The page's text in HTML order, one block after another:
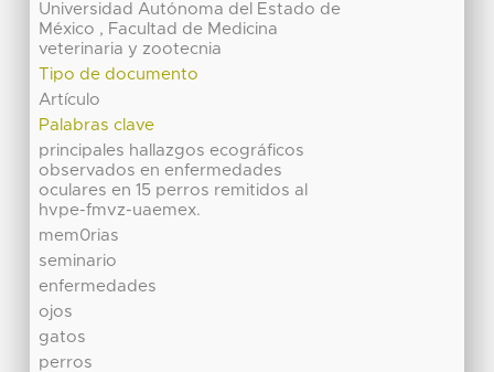
Universidad Autónoma del Estado de
México , Facultad de Medicina
veterinaria y zootecnia
Tipo de documento
Artículo
Palabras clave
principales hallazgos ecográficos
observados en enfermedades
oculares en 15 perros remitidos al
hvpe-fmvz-uaemex.
mem0rias
seminario
enfermedades
ojos
gatos
perros